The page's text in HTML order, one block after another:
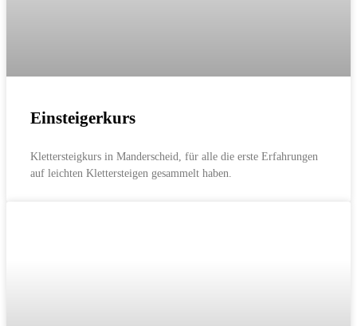
Einsteigerkurs
Klettersteigkurs in Manderscheid, für alle die erste Erfahrungen
auf leichten Klettersteigen gesammelt haben.